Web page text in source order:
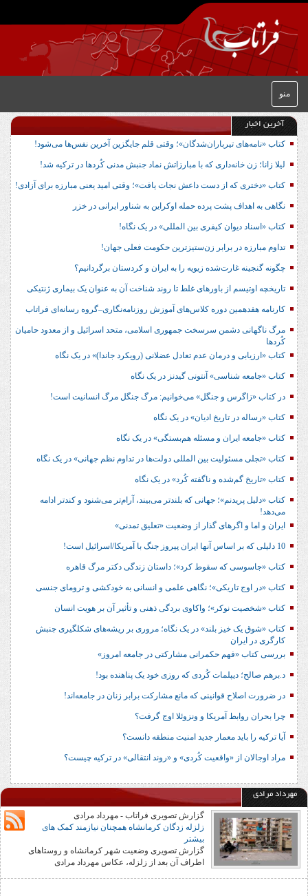
منو
آخرین اخبار
کتاب «نامه‌های تیرباران‌شدگان»؛ وقتی قلم جایگزین آخرین نفس‌ها می‌شود!
لیلا زانا؛ زن خانه‌داری که با مبارزاتش نماد جنبش مدنی کُردها در ترکیه شد!
کتاب «دختری که از دست داعش نجات یافت»؛ وقتی امید یعنی مبارزه برای آزادی!
نگاهی به اهداف پشت پرده حمله اوکراین به شناور ایرانی در خزر
کتاب «اسناد دیوان کیفری بین المللی» در یک نگاه!
تداوم مبارزه در برابر زن‌ستیزترین حکومت فعلی جهان!
چگونه گنجینه غارت‌شده زیویه را به ایران و کردستان برگردانیم؟
تاریخچه اوتیسم از باورهای غلط تا روند شناخت آن به عنوان یک بیماری ژنتیکی
کارنامه هفدهمین دوره کلاس‌های آموزش روزنامه‌نگاری–گروه رسانه‌ای فراتاب
مرگ ناگهانی دشمن سرسخت جمهوری اسلامی، متحد اسرائیل و از معدود حامیان
کُردها
کتاب «ارزیابی و درمان عدم تعادل عضلانی (رویکرد جاندا)» در یک نگاه
کتاب «جامعه شناسی» آنتونی گیدنز در یک نگاه
در کتاب «زاگرس و جنگل» می‌خوانیم: مرگ جنگل مرگ انسانیت است!
کتاب «رساله در تاریخ ادیان» در یک نگاه
کتاب «جامعه ایران و مسئله هم‌بستگی» در یک نگاه
کتاب «تجلی مسئولیت بین المللی دولت‌ها در تداوم نظم جهانی» در یک نگاه
کتاب «تاریخ گم‌شده و ناگفته کُرد» در یک نگاه
کتاب «دلیل پریدنم»؛ جهانی که بلندتر می‌بیند، آرام‌تر می‌شنود و کندتر ادامه
می‌دهد!
ایران و اما و اگرهای گذار از وضعیت «تعلیق تمدنی»
10 دلیلی که بر اساس آنها ایران پیروز جنگ با آمریکا/اسرائیل است!
کتاب «جاسوسی که سقوط کرد»؛ داستان زندگی دکتر مرگ قاهره
کتاب «در اوج تاریکی»؛ نگاهی علمی و انسانی به خودکشی و ترومای جنسی
کتاب «شخصیت نوکر»؛ واکاوی بردگی ذهنی و تأثیر آن بر هویت انسان
کتاب «شوق یک خیز بلند» در یک نگاه؛ مروری بر ریشه‌های شکل‎گیری جنبش
کارگری در ایران
بررسی کتاب «فهم حکمرانی مشارکتی در جامعه امروز»
د.برهم صالح؛ دیپلمات کُردی که روزی خود یک پناهنده بود!
در ضرورت اصلاح قوانینی که مانع مشارکت برابر زنان در جامعه‌اند!
چرا بحران روابط آمریکا و ونزوئلا اوج گرفت؟
آیا ترکیه را باید معمار جدید امنیت منطقه دانست؟
مراد اوجالان از «واقعیت کُردی» و «روند انتقالی» در ترکیه چیست؟
مهرداد مرادی
گزارش تصویری فراتاب - مهرداد مرادی
زلزله زدگان کرمانشاه همچنان نیازمند کمک های
بیشتر
گزارش تصویری وضعیت شهر کرمانشاه و روستاهای
اطراف آن بعد از زلزله، عکاس مهرداد مرادی